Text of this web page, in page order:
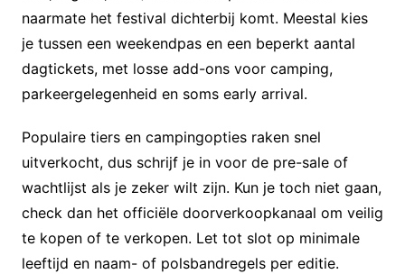
naarmate het festival dichterbij komt. Meestal kies
je tussen een weekendpas en een beperkt aantal
dagtickets, met losse add-ons voor camping,
parkeergelegenheid en soms early arrival.
Populaire tiers en campingopties raken snel
uitverkocht, dus schrijf je in voor de pre-sale of
wachtlijst als je zeker wilt zijn. Kun je toch niet gaan,
check dan het officiële doorverkoopkanaal om veilig
te kopen of te verkopen. Let tot slot op minimale
leeftijd en naam- of polsbandregels per editie.